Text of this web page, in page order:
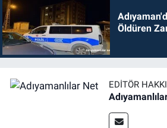
Öldüren
EDITÖR